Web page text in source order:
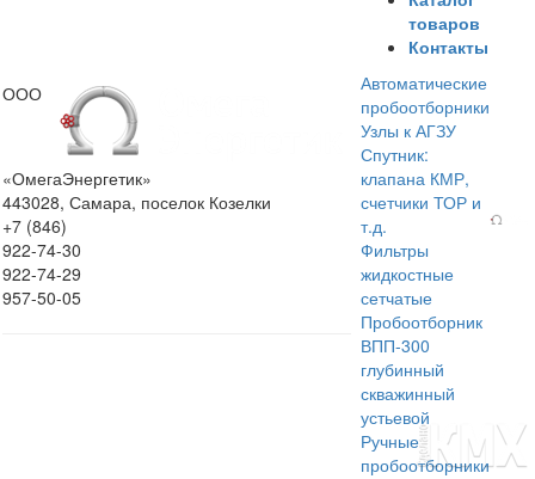
ООО
«ОмегаЭнергетик»
443028, Самара, поселок Козелки
+7 (846)
922-74-30
922-74-29
957-50-05
товаров
Контакты
Автоматические
пробоотборники
Узлы к АГЗУ
Спутник:
клапана КМР,
счетчики ТОР и
т.д.
Фильтры
жидкостные
сетчатые
Пробоотборник
ВПП-300
глубинный
скважинный
устьевой
Ручные
пробоотборники